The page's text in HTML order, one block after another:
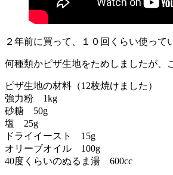
２年前に買って、１０回くらい使って
何種類かピザ生地をためしましたが、
ピザ生地の材料（12枚焼けました）
強力粉 1kg
砂糖 50g
塩 25g
ドライイースト 15g
オリーブオイル 100g
40度くらいのぬるま湯 600cc